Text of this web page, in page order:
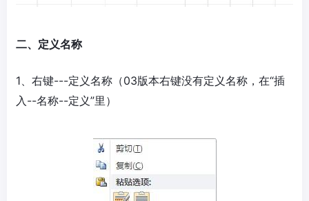
二、定义名称
1、右键---定义名称（03版本右键没有定义名称，在“插
入--名称--定义”里）